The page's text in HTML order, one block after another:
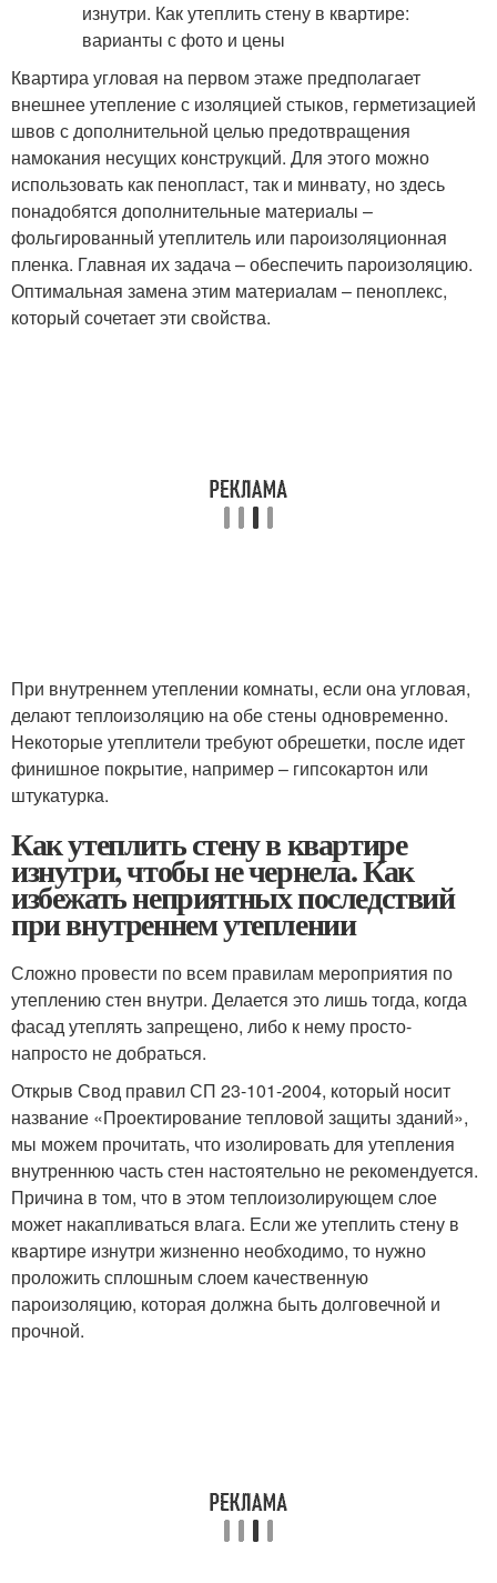
Квартира угловая на первом этаже предполагает
внешнее утепление с изоляцией стыков, герметизацией
швов с дополнительной целью предотвращения
намокания несущих конструкций. Для этого можно
использовать как пенопласт, так и минвату, но здесь
понадобятся дополнительные материалы –
фольгированный утеплитель или пароизоляционная
пленка. Главная их задача – обеспечить пароизоляцию.
Оптимальная замена этим материалам – пеноплекс,
который сочетает эти свойства.
При внутреннем утеплении комнаты, если она угловая,
делают теплоизоляцию на обе стены одновременно.
Некоторые утеплители требуют обрешетки, после идет
финишное покрытие, например – гипсокартон или
штукатурка.
Как утеплить стену в квартире
изнутри, чтобы не чернела. Как
избежать неприятных последствий
при внутреннем утеплении
Сложно провести по всем правилам мероприятия по
утеплению стен внутри. Делается это лишь тогда, когда
фасад утеплять запрещено, либо к нему просто-
напросто не добраться.
Открыв Свод правил СП 23-101-2004, который носит
название «Проектирование тепловой защиты зданий»,
мы можем прочитать, что изолировать для утепления
внутреннюю часть стен настоятельно не рекомендуется.
Причина в том, что в этом теплоизолирующем слое
может накапливаться влага. Если же утеплить стену в
квартире изнутри жизненно необходимо, то нужно
проложить сплошным слоем качественную
пароизоляцию, которая должна быть долговечной и
прочной.